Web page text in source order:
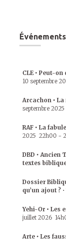
Événements
CLE • Peut-
10 septembre
Arcachon •
septembre 2025
RAF • La
2025 22h00 -
DBD •
textes
Dossier
qu’un ajout ? •
Yehi-Or • Les
juillet 2026
Arte • Les